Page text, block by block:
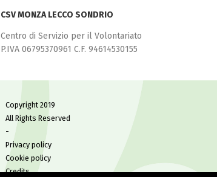
CSV MONZA LECCO SONDRIO
Centro di Servizio per il Volontariato
P.IVA 06795370961 C.F. 94614530155
Copyright 2019
All Rights Reserved
-
Privacy policy
Cookie policy
Credits